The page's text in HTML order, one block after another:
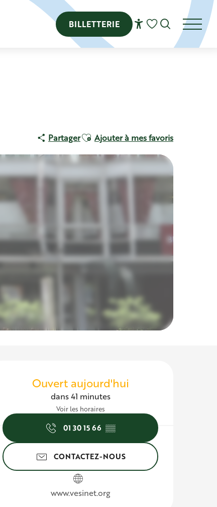
BILLETTERIE
Voir les favoris
PartagerAjouter aux favoris
Ajouter à mes favoris
Ouverture et
Ouvert aujourd'hui
dans 41 minutes
Voir les horaires
01 30 15 66 ▒▒
CONTACTEZ-NOUS
www.vesinet.org